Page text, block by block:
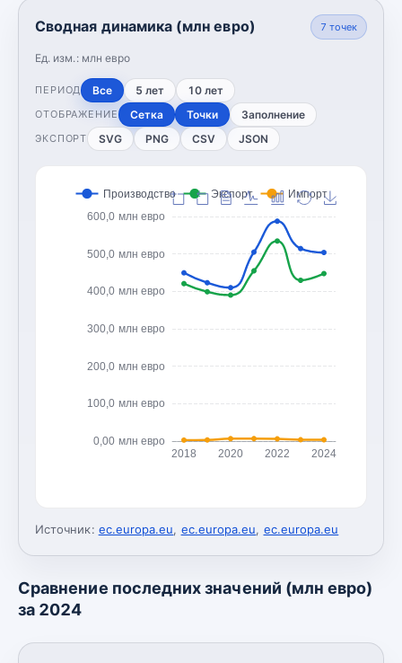
Сводная динамика (млн евро)
Ед. изм.: млн евро
7 точек
ПЕРИОД Все 5 лет 10 лет
ОТОБРАЖЕНИЕ Сетка Точки Заполнение
ЭКСПОРТ SVG PNG CSV JSON
0,00 млн евро
100,0 млн евро
200,0 млн евро
300,0 млн евро
400,0 млн евро
500,0 млн евро
600,0 млн евро
2018 2020 2022 2024
Производство Экспорт Импорт
Источник: ec.europa.eu, ec.europa.eu, ec.europa.eu
Сравнение последних значений (млн евро)
за 2024